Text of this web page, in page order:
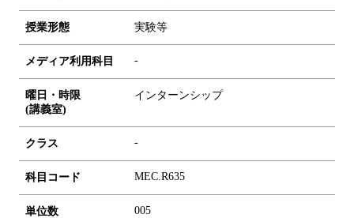
授業形態 実験等
メディア利用科目 -
曜日・時限
(講義室)
インターンシップ
クラス -
科目コード MEC.R635
単位数 005